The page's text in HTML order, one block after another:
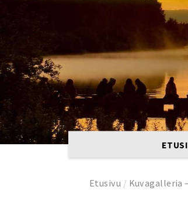
Etusivu / Kuvagalleria